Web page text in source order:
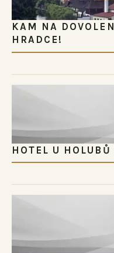
KAM NA
HRADCE!
HOTEL U HOLUBŮ